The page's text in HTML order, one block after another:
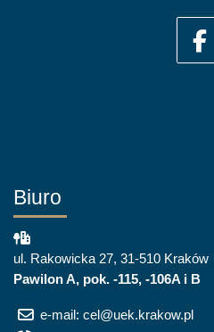
Biuro
ul. Rakowicka 27, 31-510 Kraków
Pawilon A, pok. -115, -106A i B
e-mail: cel@uek.krakow.pl